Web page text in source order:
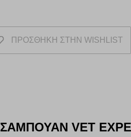
ΠΡΟΣΘΗΚΗ ΣΤΗΝ WISHLIST
ΣΑΜΠΟΥΑΝ VET